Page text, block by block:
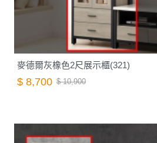
麥德爾灰橡色2尺展示櫃(321)
$ 8,700 $ 10,900